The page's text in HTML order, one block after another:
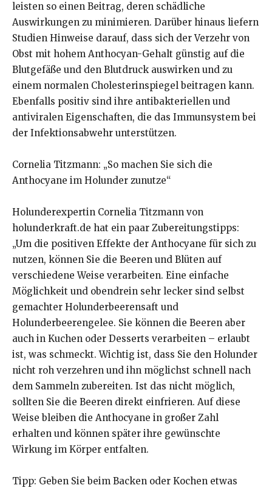
leisten so einen Beitrag, deren schädliche
Auswirkungen zu minimieren. Darüber hinaus liefern
Studien Hinweise darauf, dass sich der Verzehr von
Obst mit hohem Anthocyan-Gehalt günstig auf die
Blutgefäße und den Blutdruck auswirken und zu
einem normalen Cholesterinspiegel beitragen kann.
Ebenfalls positiv sind ihre antibakteriellen und
antiviralen Eigenschaften, die das Immunsystem bei
der Infektionsabwehr unterstützen.
Cornelia Titzmann: „So machen Sie sich die
Anthocyane im Holunder zunutze“
Holunderexpertin Cornelia Titzmann von
holunderkraft.de hat ein paar Zubereitungstipps:
„Um die positiven Effekte der Anthocyane für sich zu
nutzen, können Sie die Beeren und Blüten auf
verschiedene Weise verarbeiten. Eine einfache
Möglichkeit und obendrein sehr lecker sind selbst
gemachter Holunderbeerensaft und
Holunderbeerengelee. Sie können die Beeren aber
auch in Kuchen oder Desserts verarbeiten – erlaubt
ist, was schmeckt. Wichtig ist, dass Sie den Holunder
nicht roh verzehren und ihn möglichst schnell nach
dem Sammeln zubereiten. Ist das nicht möglich,
sollten Sie die Beeren direkt einfrieren. Auf diese
Weise bleiben die Anthocyane in großer Zahl
erhalten und können später ihre gewünschte
Wirkung im Körper entfalten.
Tipp: Geben Sie beim Backen oder Kochen etwas